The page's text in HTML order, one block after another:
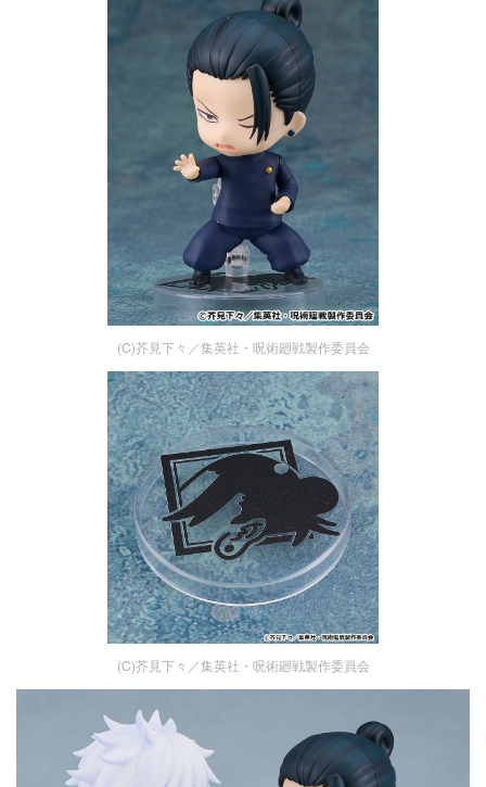
(C)芥見下々／集英社・呪術廻戦製作委員会
(C)芥見下々／集英社・呪術廻戦製作委員会